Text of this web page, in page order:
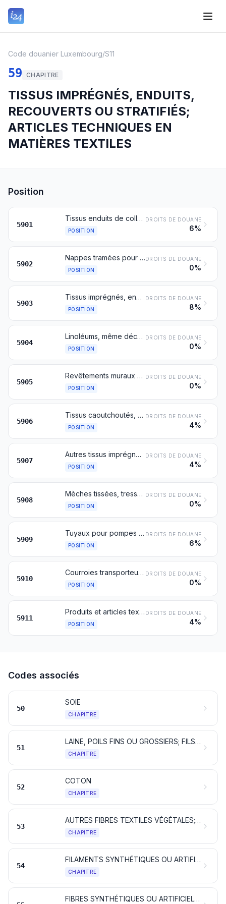
Code douanier Luxembourg/S11
59 CHAPITRE
TISSUS IMPRÉGNÉS, ENDUITS,
RECOUVERTS OU STRATIFIÉS;
ARTICLES TECHNIQUES EN
MATIÈRES TEXTILES
Position
5901
Tissus enduits de colle ou de matières amylacées, des types utilisés pour la reliure, le cartonnage, la gainerie ou usages similaires; toiles à calquer ou transparentes pour le dessin; toiles préparées pour la peinture; bougran et tissus similaires raidis des types utilisés pour la chapellerie
POSITION
DROITS DE DOUANE
6%
5902
Nappes tramées pour pneumatiques obtenues à partir de fils à haute ténacité de nylon ou d'autres polyamides, de polyesters ou de rayonne viscose
POSITION
DROITS DE DOUANE
0%
5903
Tissus imprégnés, enduits ou recouverts de matière plastique ou stratifiés avec de la matière plastique, autres que ceux du no 5902
POSITION
DROITS DE DOUANE
8%
5904
Linoléums, même découpés; revêtements de sol consistant en un enduit ou un recouvrement appliqué sur un support textile, même découpés
POSITION
DROITS DE DOUANE
0%
5905
Revêtements muraux en matières textiles
POSITION
DROITS DE DOUANE
0%
5906
Tissus caoutchoutés, autres que ceux du no 5902
POSITION
DROITS DE DOUANE
4%
5907
Autres tissus imprégnés, enduits ou recouverts; toiles peintes pour décors de théâtres, fonds d'atelier ou usages analogues
POSITION
DROITS DE DOUANE
4%
5908
Mèches tissées, tressées ou tricotées, en matières textiles, pour lampes, réchauds, briquets, bougies ou similaires; manchons à incandescence et étoffes tubulaires tricotées servant à leur fabrication, même imprégnés
POSITION
DROITS DE DOUANE
0%
5909
Tuyaux pour pompes et tuyaux similaires, en matières textiles, même avec armatures ou accessoires en autres matières
POSITION
DROITS DE DOUANE
6%
5910
Courroies transporteuses ou de transmission en matières textiles, même imprégnées, enduites, recouvertes de matière plastique ou stratifiées avec de la matière plastique ou renforcées de métal ou d'autres matières
POSITION
DROITS DE DOUANE
0%
5911
Produits et articles textiles pour usages techniques, visés à la note 8 du présent chapitre
POSITION
DROITS DE DOUANE
4%
Codes associés
50
SOIE
CHAPITRE
51
LAINE, POILS FINS OU GROSSIERS; FILS ET TISSUS DE CRIN
CHAPITRE
52
COTON
CHAPITRE
53
AUTRES FIBRES TEXTILES VÉGÉTALES; FILS DE PAPIER ET TISSUS DE FILS DE PAPIER
CHAPITRE
54
FILAMENTS SYNTHÉTIQUES OU ARTIFICIELS; lames et formes similaires en matières textiles synthétiques ou artificielles
CHAPITRE
FIBRES SYNTHÉTIQUES OU ARTIFICIELLES DISCONTINUES